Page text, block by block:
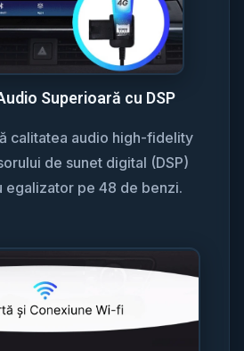
Superioară cu DSP
calitatea audio high-fidelity
de sunet digital (DSP)
egalizator pe 48 de benzi.